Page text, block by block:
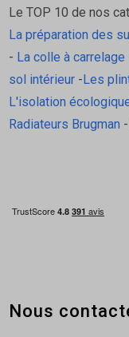
Le TOP 10 de nos
La préparation des
- La colle à carrelage
sol intérieur-Les
L'isolation
Radiateurs Brugman -
Nous